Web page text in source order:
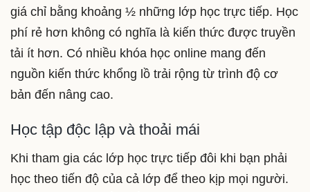
giá chỉ bằng khoảng ½ những lớp học trực tiếp. Học
phí rẻ hơn không có nghĩa là kiến thức được truyền
tải ít hơn. Có nhiều khóa học online mang đến
nguồn kiến thức khổng lồ trải rộng từ trình độ cơ
bản đến nâng cao.
Học tập độc lập và thoải mái
Khi tham gia các lớp học trực tiếp đôi khi bạn phải
học theo tiến độ của cả lớp để theo kịp mọi người.